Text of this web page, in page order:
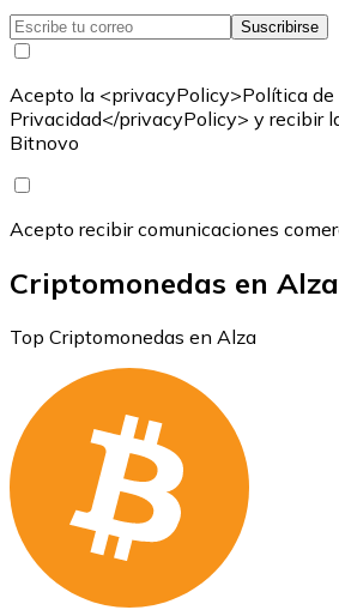
Suscribirse
Acepto la <privacyPolicy>Política de
Privacidad</privacyPolicy> y recibir
Bitnovo
Acepto recibir comunicaciones
Criptomonedas en
Top Criptomonedas en Alza